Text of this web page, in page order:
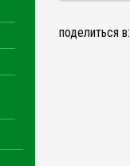
поделиться в: